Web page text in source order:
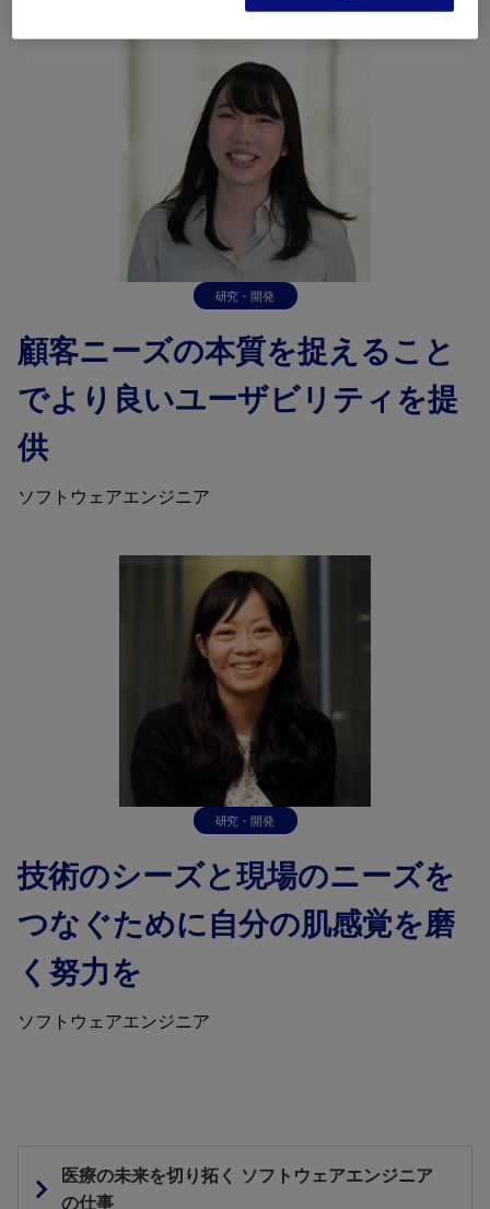
研究・開発
顧客ニーズの本質を捉えること
でより良いユーザビリティを提
供
ソフトウェアエンジニア
研究・開発
技術のシーズと現場のニーズを
つなぐために自分の肌感覚を磨
く努力を
ソフトウェアエンジニア
医療の未来を切り拓く ソフトウェアエンジニア
の仕事